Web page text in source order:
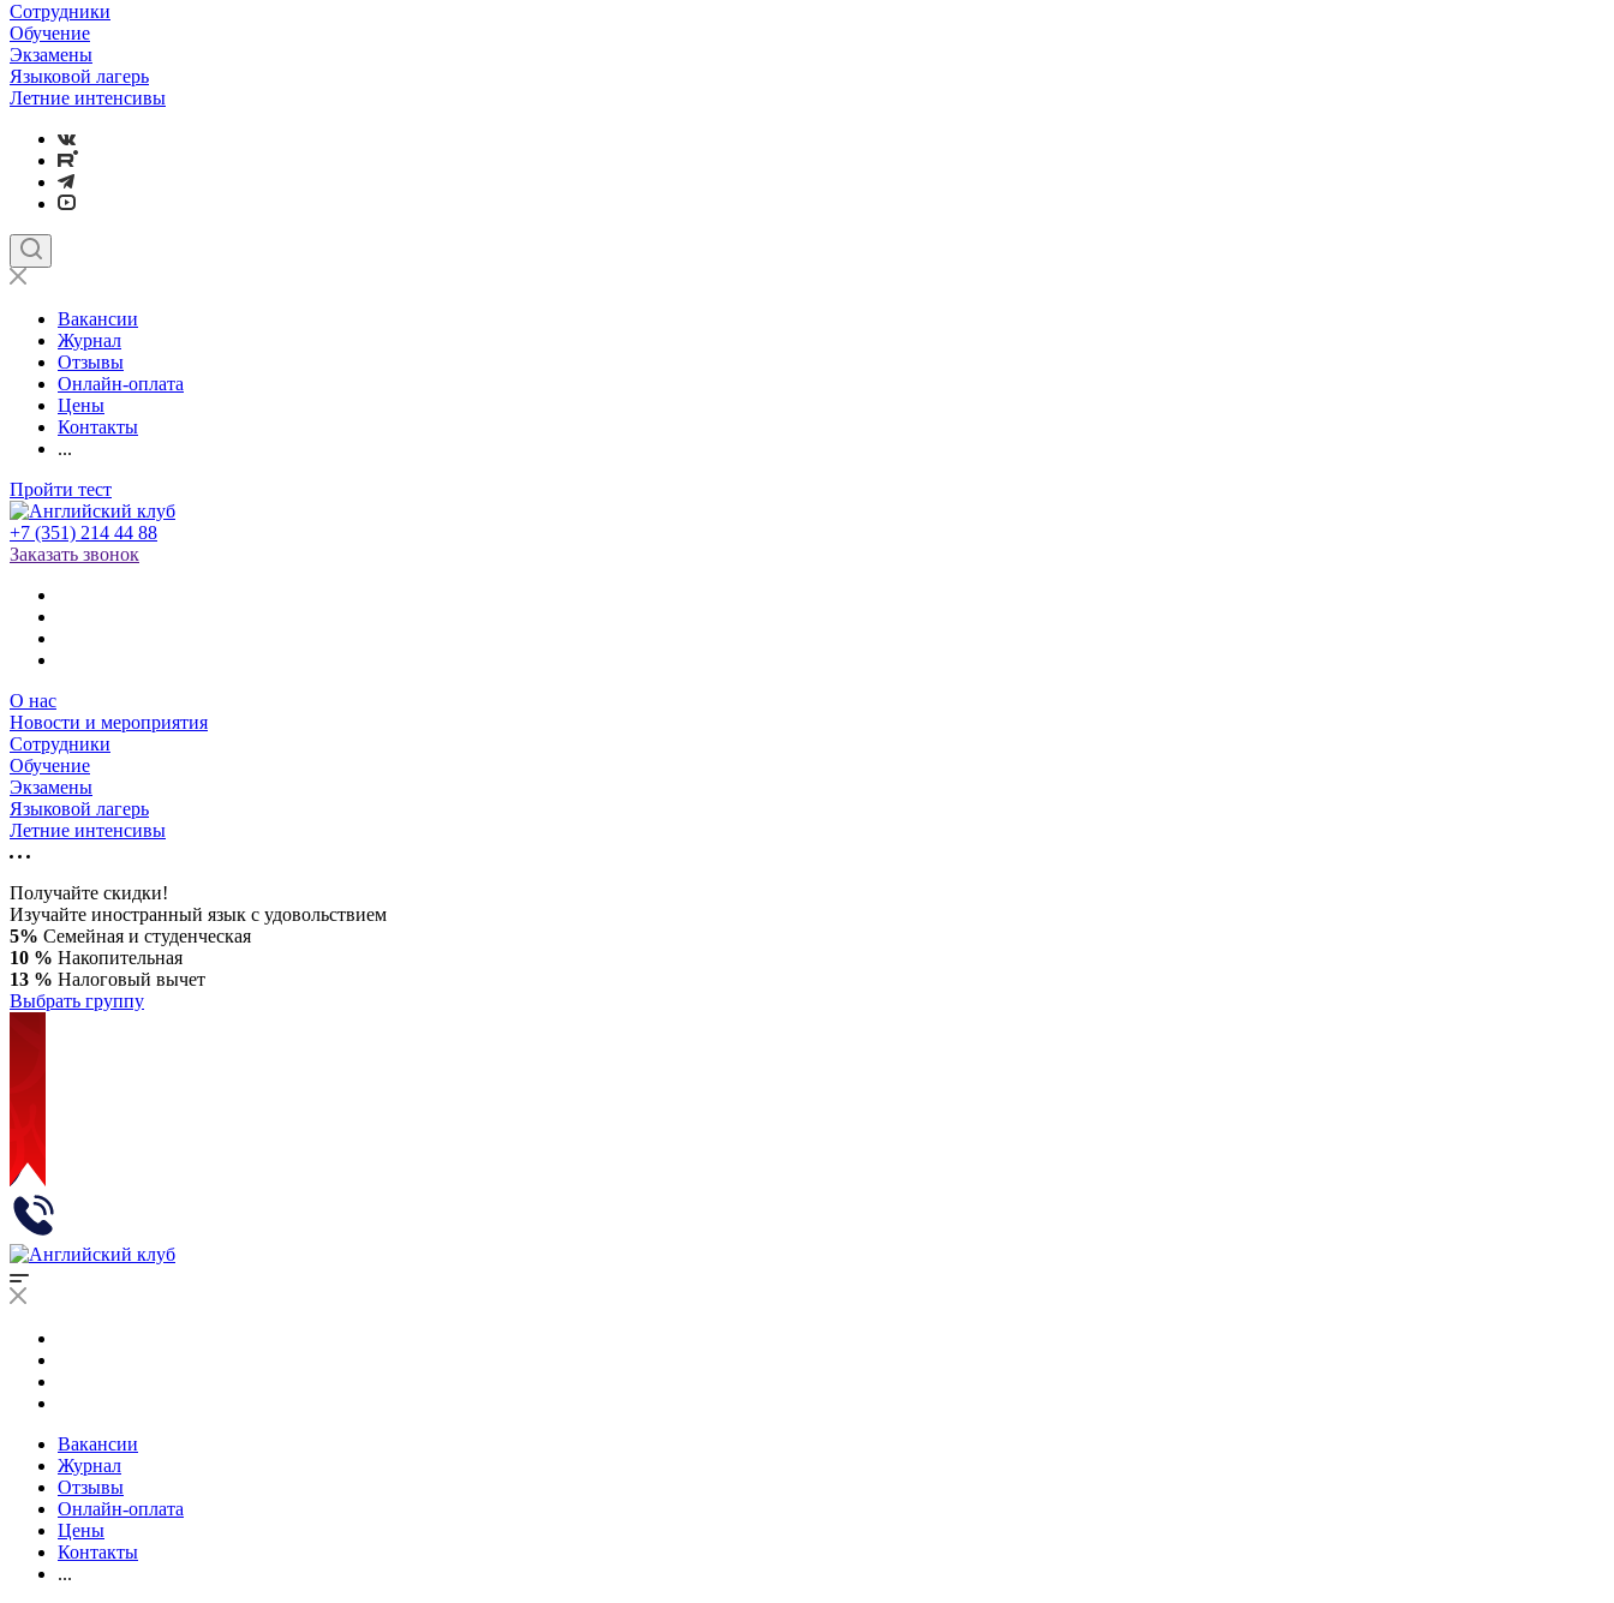
Сотрудники
Обучение
Экзамены
Языковой лагерь
Летние интенсивы
Вакансии
Журнал
Отзывы
Онлайн-оплата
Цены
Контакты
...
Пройти тест
+7 (351) 214 44 88
Заказать звонок
О нас
Новости и мероприятия
Сотрудники
Обучение
Экзамены
Языковой лагерь
Летние интенсивы
Получайте скидки!
Изучайте иностранный язык с удовольствием
5% Семейная и студенческая
10 % Накопительная
13 % Налоговый вычет
Выбрать группу
Вакансии
Журнал
Отзывы
Онлайн-оплата
Цены
Контакты
...